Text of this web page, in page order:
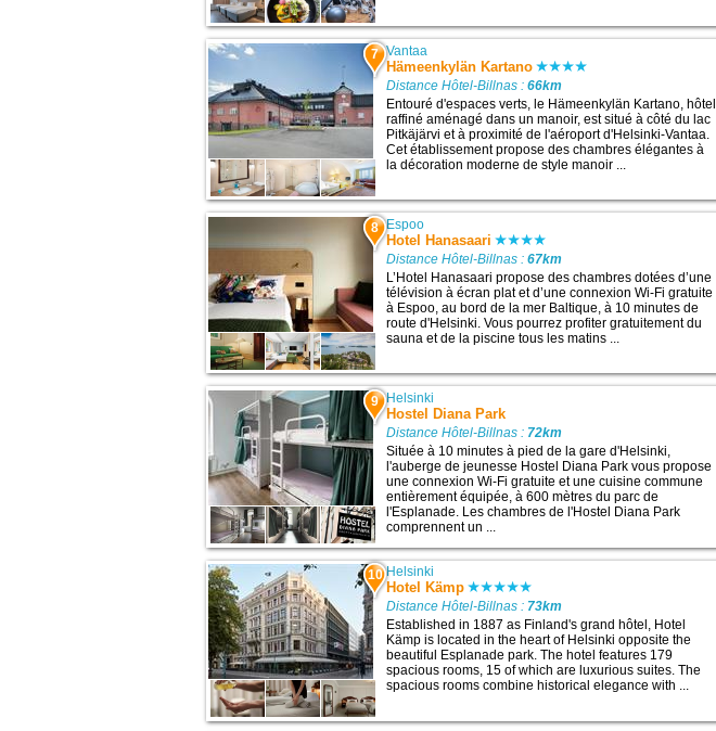
7 Vantaa
Hämeenkylän Kartano
Distance Hôtel-Billnas :66km
Entouré d'espaces verts, le Hämeenkylän Kartano, hôtel
raffiné aménagé dans un manoir, est situé à côté du lac
Pitkäjärvi et à proximité de l'aéroport d'Helsinki-Vantaa.
Cet établissement propose des chambres élégantes à
la décoration moderne de style manoir ...
8 Espoo
Hotel Hanasaari
Distance Hôtel-Billnas :67km
L’Hotel Hanasaari propose des chambres dotées d’une
télévision à écran plat et d’une connexion Wi-Fi gratuite
à Espoo, au bord de la mer Baltique, à 10 minutes de
route d'Helsinki. Vous pourrez profiter gratuitement du
sauna et de la piscine tous les matins ...
9 Helsinki
Hostel Diana Park
Distance Hôtel-Billnas : 72km
Située à 10 minutes à pied de la gare d'Helsinki,
l'auberge de jeunesse Hostel Diana Park vous propose
une connexion Wi-Fi gratuite et une cuisine commune
entièrement équipée, à 600 mètres du parc de
l'Esplanade. Les chambres de l'Hostel Diana Park
comprennent un ...
10 Helsinki
Hotel Kämp
Distance Hôtel-Billnas : 73km
Established in 1887 as Finland's grand hôtel, Hotel
Kämp is located in the heart of Helsinki opposite the
beautiful Esplanade park. The hotel features 179
spacious rooms, 15 of which are luxurious suites. The
spacious rooms combine historical elegance with ...